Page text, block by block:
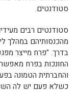
סטודנטים.
סטודנטים רבים
מהכנסותיהם במהלך
בדרך. "פרח מייצר
החונכות בפרח
והחברתית הטמונה
כשלא פעם יש לה